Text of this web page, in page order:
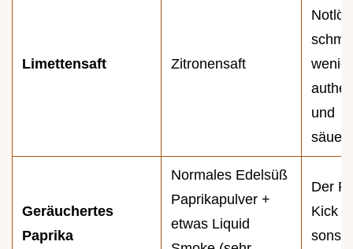
Limettensaft Zitronensaft
und
Geräuchertes
Paprika
Normales Edelsüß
Paprikapulver +
etwas Liquid
Der
Kick
sonst